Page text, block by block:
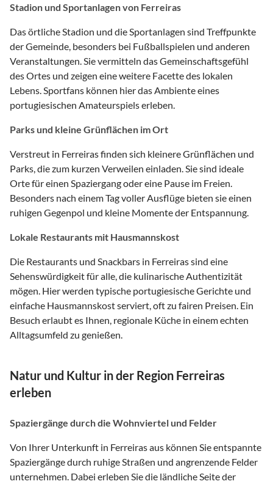
Stadion und Sportanlagen von Ferreiras
Das örtliche Stadion und die Sportanlagen sind Treffpunkte
der Gemeinde, besonders bei Fußballspielen und anderen
Veranstaltungen. Sie vermitteln das Gemeinschaftsgefühl
des Ortes und zeigen eine weitere Facette des lokalen
Lebens. Sportfans können hier das Ambiente eines
portugiesischen Amateurspiels erleben.
Parks und kleine Grünflächen im Ort
Verstreut in Ferreiras finden sich kleinere Grünflächen und
Parks, die zum kurzen Verweilen einladen. Sie sind ideale
Orte für einen Spaziergang oder eine Pause im Freien.
Besonders nach einem Tag voller Ausflüge bieten sie einen
ruhigen Gegenpol und kleine Momente der Entspannung.
Lokale Restaurants mit Hausmannskost
Die Restaurants und Snackbars in Ferreiras sind eine
Sehenswürdigkeit für alle, die kulinarische Authentizität
mögen. Hier werden typische portugiesische Gerichte und
einfache Hausmannskost serviert, oft zu fairen Preisen. Ein
Besuch erlaubt es Ihnen, regionale Küche in einem echten
Alltagsumfeld zu genießen.
Natur und Kultur in der Region Ferreiras
erleben
Spaziergänge durch die Wohnviertel und Felder
Von Ihrer Unterkunft in Ferreiras aus können Sie entspannte
Spaziergänge durch ruhige Straßen und angrenzende Felder
unternehmen. Dabei erleben Sie die ländliche Seite der